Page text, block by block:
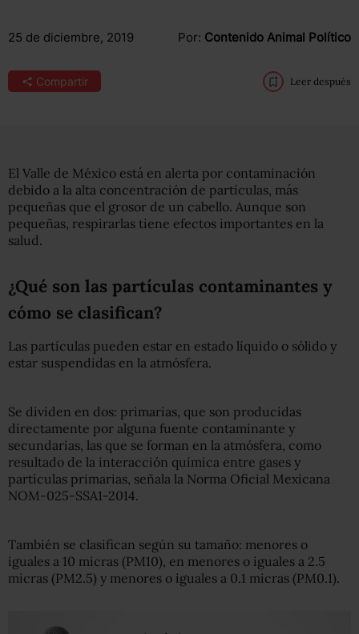
25 de diciembre, 2019 Por: Contenido Animal Político
Compartir Leer después
El Valle de México está en alerta por contaminación
debido a la alta concentración de partículas, más
pequeñas que el grosor de un cabello. Aunque son
pequeñas, respirarlas tiene efectos importantes en la
salud.
¿Qué son las partículas contaminantes y
cómo se clasifican?
Las partículas pueden estar en estado líquido o sólido y
estar suspendidas en la atmósfera.
Se dividen en dos: primarias, que son producidas
directamente por alguna fuente contaminante y
secundarias, las que se forman en la atmósfera, como
resultado de la interacción química entre gases y
partículas primarias, señala la Norma Oficial Mexicana
NOM-025-SSA1-2014.
También se clasifican según su tamaño: menores o
iguales a 10 micras (PM10), en menores o iguales a 2.5
micras (PM2.5) y menores o iguales a 0.1 micras (PM0.1).